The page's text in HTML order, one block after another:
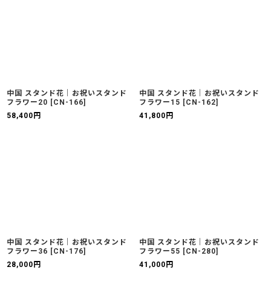
中国 スタンド花｜お祝いスタンド
フラワー20 [CN-166]
58,400 円
中国 スタンド花｜お祝いスタンド
フラワー15 [CN-162]
41,800 円
中国 スタンド花｜お祝いスタンド
フラワー36 [CN-176]
28,000 円
中国 スタンド花｜お祝いスタンド
フラワー55 [CN-280]
41,000 円